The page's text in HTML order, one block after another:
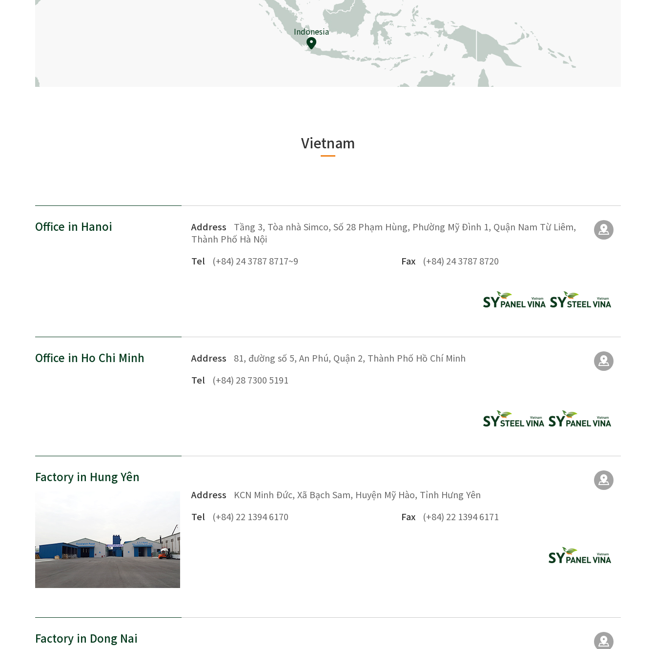
Indonesia
Vietnam
Office in Hanoi Address
Tầng 3, Tòa nhà Simco, Số 28 Phạm Hùng, Phường Mỹ Đình 1, Quận Nam Từ Liêm,
Thành Phố Hà Nội
Tel
(+84) 24 3787 8717~9 Fax (+84) 24 3787 8720
Office in Ho Chi Minh Address
81, đường số 5, An Phú, Quận 2, Thành Phố Hồ Chí Minh
Tel
(+84) 28 7300 5191
Factory in Hung Yên
Address
KCN Minh Đức, Xã Bạch Sam, Huyện Mỹ Hào, Tỉnh Hưng Yên
Tel
(+84) 22 1394 6170 Fax (+84) 22 1394 6171
Factory in Dong Nai